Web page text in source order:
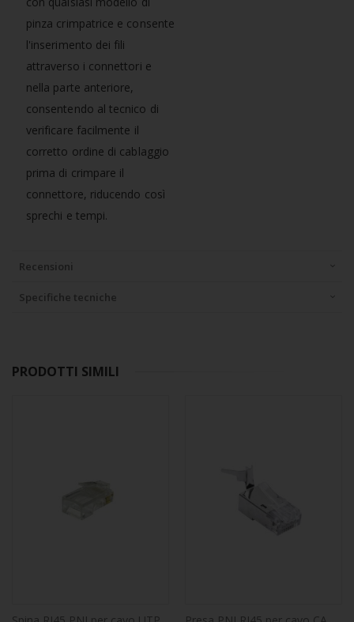
pinza crimpatrice e consente
l'inserimento dei fili
attraverso i connettori e
nella parte anteriore,
consentendo al tecnico di
verificare facilmente il
corretto ordine di cablaggio
prima di crimpare il
connettore, riducendo così
sprechi e tempi.
Recensioni
Specifiche tecniche
PRODOTTI SIMILI